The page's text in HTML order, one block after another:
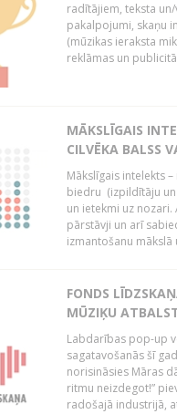
radītājiem, teksta
pakalpojumi, skaņu
(mūzikas ieraksta
reklāmas un
MĀKSLĪGAIS
CILVĒKA BALSS
Mākslīgais intelekts
biedru (izpildītāju
un ietekmi uz
pārstāvji un arī
izmantošanu mākslā
FONDS
MŪZIĶU
Labdarības pop-up
sagatavošanās šī
norisināsies Māras
ritmu neizdegot!”
radošajā industrijā,